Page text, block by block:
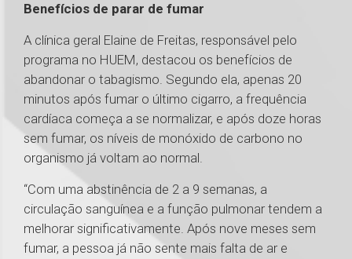
Benefícios de parar de fumar
A clínica geral Elaine de Freitas, responsável pelo
programa no HUEM, destacou os benefícios de
abandonar o tabagismo. Segundo ela, apenas 20
minutos após fumar o último cigarro, a frequência
cardíaca começa a se normalizar, e após doze horas
sem fumar, os níveis de monóxido de carbono no
organismo já voltam ao normal.
“Com uma abstinência de 2 a 9 semanas, a
circulação sanguínea e a função pulmonar tendem a
melhorar significativamente. Após nove meses sem
fumar, a pessoa já não sente mais falta de ar e